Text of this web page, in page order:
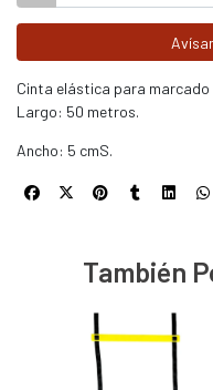
Cinta elástica para marcado
Largo: 50 metros.
Ancho: 5 cmS.
También